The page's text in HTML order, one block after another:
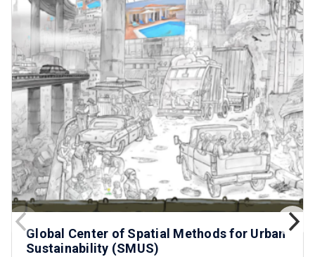
Global Center of Spatial Methods for Urban
Sustainability (SMUS)